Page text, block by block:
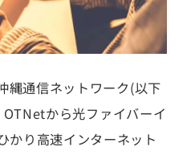
縄通信ネットワーク(以下
から光ファイバーイ
かり高速インターネット